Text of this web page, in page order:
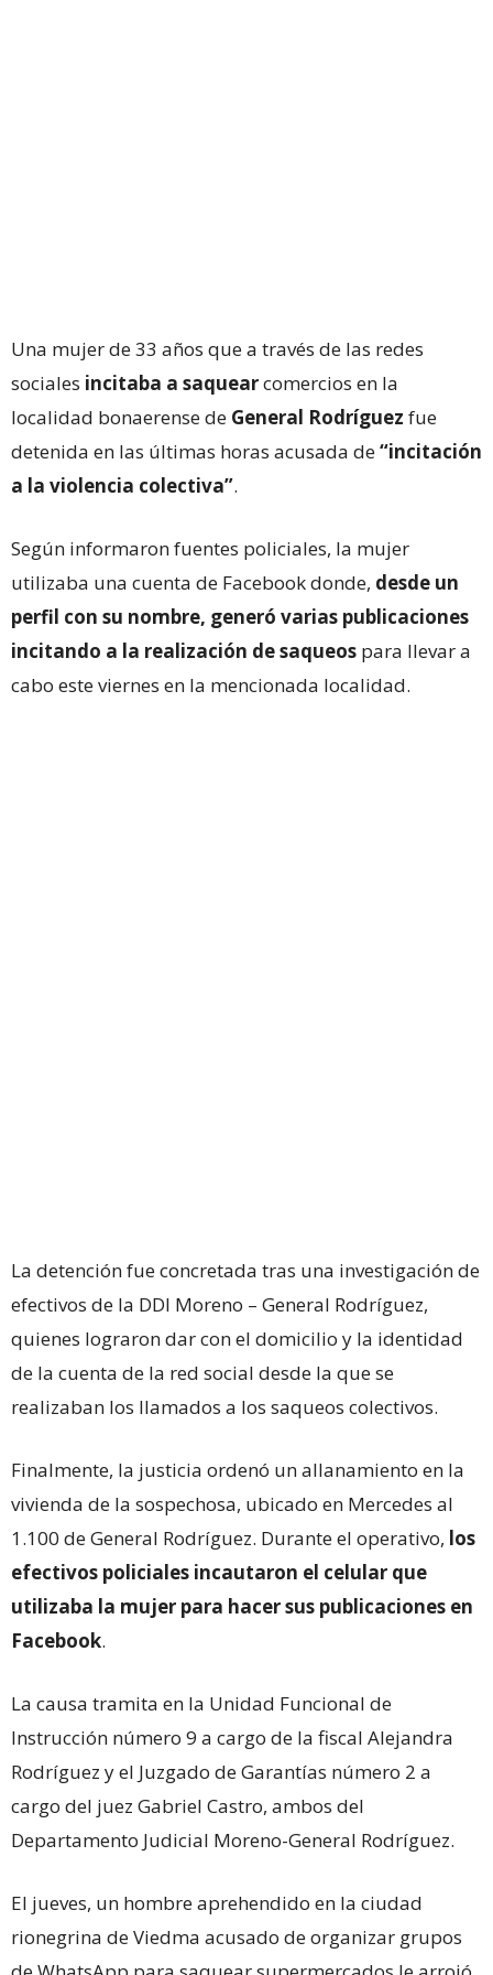
Una mujer de 33 años que a través de las redes
sociales incitaba a saquearcomercios en la
localidad bonaerense de General Rodríguez fue
detenida en las últimas horas acusada de“incitación
a la violencia colectiva”.
Según informaron fuentes policiales, la mujer
utilizaba una cuenta de Facebook donde, desde un
perfil con su nombre, generó varias publicaciones
incitando a la realización de saqueos para llevar a
cabo este viernes en la mencionada localidad.
La detención fue concretada tras una investigación de
efectivos de la DDI Moreno – General Rodríguez,
quienes lograron dar con el domicilio y la identidad
de la cuenta de la red social desde la que se
realizaban los llamados a los saqueos colectivos.
Finalmente, la justicia ordenó un allanamiento en la
vivienda de la sospechosa, ubicado en Mercedes al
1.100 de General Rodríguez. Durante el operativo, los
efectivos policiales incautaron el celular que
utilizaba la mujer para hacer sus publicaciones en
Facebook.
La causa tramita en la Unidad Funcional de
Instrucción número 9 a cargo de la fiscal Alejandra
Rodríguez y el Juzgado de Garantías número 2 a
cargo del juez Gabriel Castro, ambos del
Departamento Judicial Moreno-General Rodríguez.
El jueves, un hombre aprehendido en la ciudad
rionegrina de Viedma acusado de organizar grupos